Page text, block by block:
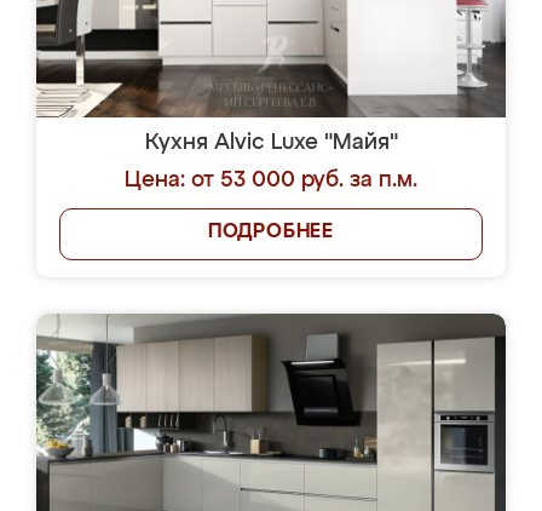
Кухня Alvic Luxe "Майя"
Цена: от 53 000 руб. за п.м.
ПОДРОБНЕЕ